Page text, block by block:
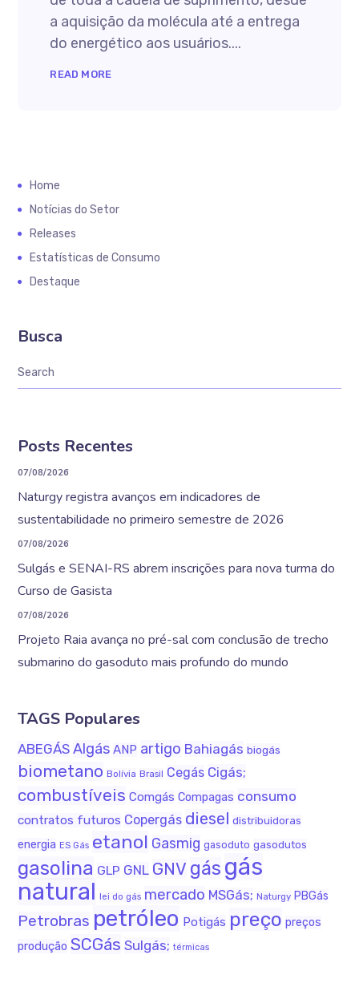
a aquisição da molécula até a entrega
do energético aos usuários....
READ MORE
Home
Notícias do Setor
Releases
Estatísticas de Consumo
Destaque
Busca
Posts Recentes
07/08/2026
Naturgy registra avanços em indicadores de
sustentabilidade no primeiro semestre de 2026
07/08/2026
Sulgás e SENAI-RS abrem inscrições para nova turma do
Curso de Gasista
07/08/2026
Projeto Raia avança no pré-sal com conclusão de trecho
submarino do gasoduto mais profundo do mundo
TAGS Populares
ABEGÁS Algás ANP artigo Bahiagás biogás
biometano Bolívia Brasil Cegás Cigás;
combustíveis Comgás Compagas consumo
contratos futuros Copergás diesel distribuidoras
energia ES Gás etanol Gasmig gasoduto gasodutos
gasolina GLP GNL GNV gás gás
natural lei do gás mercado MSGás; Naturgy PBGás
Petrobras petróleo Potigás preço preços
produção SCGás Sulgás; térmicas